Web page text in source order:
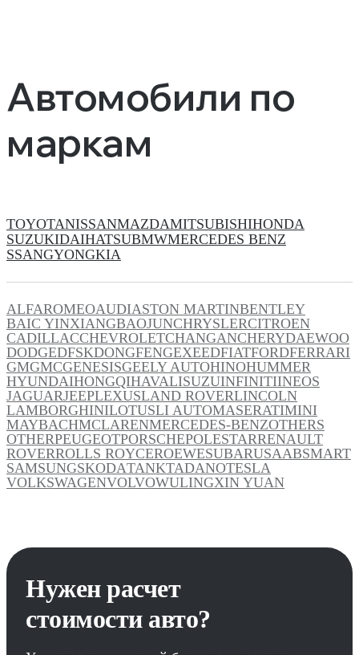
Автомобили по
маркам
TOYOTANISSANMAZDAMITSUBISHIHONDA
SUZUKIDAIHATSUBMWMERCEDES BENZ
SSANGYONGKIA
ALFAROMEOAUDIASTON MARTINBENTLEY
BAIC YINXIANGBAOJUNCHRYSLERCITROEN
CADILLACCHEVROLETCHANGANCHERYDAEWOO
DODGEDFSKDONGFENGEXEEDFIATFORDFERRARI
GMGMCGENESISGEELY AUTOHINOHUMMER
HYUNDAIHONGQIHAVALISUZUINFINITIINEOS
JAGUARJEEPLEXUSLAND ROVERLINCOLN
LAMBORGHINILOTUSLI AUTOMASERATIMINI
MAYBACHMCLARENMERCEDES-BENZOTHERS
OTHERPEUGEOTPORSCHEPOLESTARRENAULT
ROVERROLLS ROYCEROEWESUBARUSAABSMART
SAMSUNGSKODATANKTADANOTESLA
VOLKSWAGENVOLVOWULINGXIN YUAN
Нужен расчет
стоимости авто?